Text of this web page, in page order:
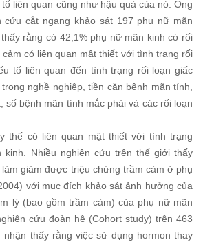
liên quan cũng như hậu quả của nó. Ông
cứu cắt ngang khảo sát 197 phụ nữ mãn
rằng có 42,1% phụ nữ mãn kinh có rối
có liên quan mật thiết với tình trạng rối
tố liên quan đến tình trạng rối loạn giấc
nghề nghiệp, tiền căn bệnh mãn tính,
số bệnh mãn tính mắc phải và các rối loạn
thế có liên quan mật thiết với tình trạng
kinh. Nhiều nghiên cứu trên thế giới thấy
giảm được triệu chứng trầm cảm ở phụ
với mục đích khảo sát ảnh hưởng của
lý (bao gồm trầm cảm) của phụ nữ mãn
cứu đoàn hệ (Cohort study) trên 463
thấy rằng việc sử dụng hormon thay